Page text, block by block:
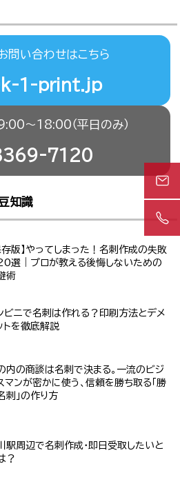
問い合わせはこちら
1-print.jp
〜18:00（平日のみ）
7120
知識
存版】やってしまった！名刺作成の失敗
選｜プロが教える後悔しないための
術
ビニで名刺は作れる？印刷方法とデメ
トを徹底解説
内の商談は名刺で決まる。一流のビジ
マンが密かに使う、信頼を勝ち取る「勝
刺」の作り方
駅周辺で名刺作成・即日受取したいと
？